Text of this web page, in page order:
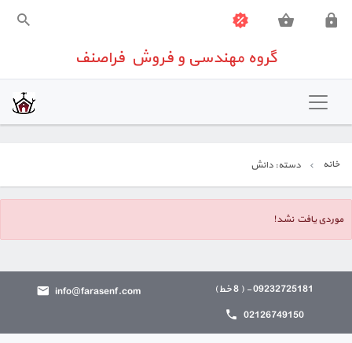
گروه مهندسی و فروش فراصنف
خانه
تجهیزات اندازه گیری
تعمیرات تخصصی تجهیزات کنترلی
تماس باما
گروه مهندسی و فروش فراصنف
خانه دسته: دانش
موردی یافت نشد!
09232725181 - ( 8 خط)
02126749150
info@farasenf.com